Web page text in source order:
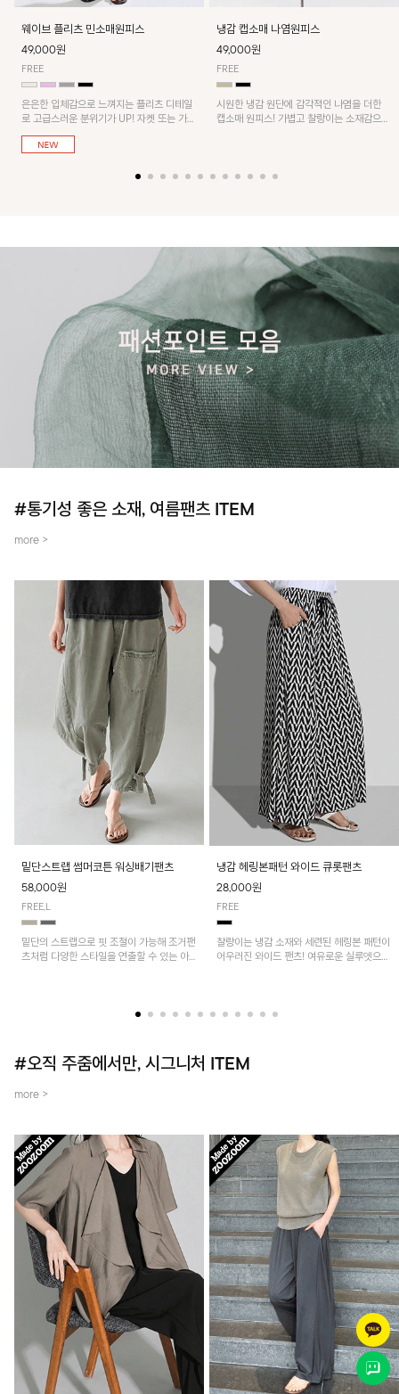
웨이브 플리츠 민소매원피스
49,000원
FREE
은은한 입체감으로 느껴지는 플리츠 디테일
로 고급스러운 분위기가 UP! 자켓 또는 가디
건과 같이 매치해도 잘 어울린답니다!
냉감 캡소매 나염원피스
49,000원
FREE
시원한 냉감 원단에 감각적인 나염을 더한
캡소매 원피스! 가볍고 찰랑이는 소재감으로
#통기성 좋은 소재, 여름팬츠 ITEM
more >
밑단스트랩 썸머코튼 워싱배기팬츠
58,000원
FREE,L
밑단의 스트랩으로 핏 조절이 가능해 조거팬
츠처럼 다양한 스타일을 연출할 수 있는 아
냉감 헤링본패턴 와이드 큐롯팬츠
28,000원
FREE
찰랑이는 냉감 소재와 세련된 헤링본 패턴이
어우러진 와이드 팬츠! 여유로운 실루엣으로
#오직 주줌에서만, 시그니처 ITEM
more >